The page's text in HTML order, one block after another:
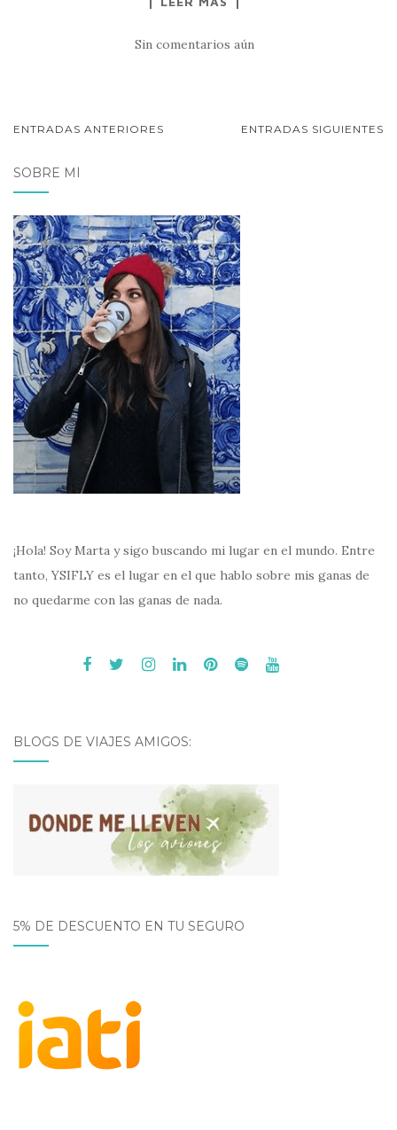
Sin comentarios aún
NAVEGACIÓN
POSTS
ENTRADAS ANTERIORES ENTRADAS SIGUIENTES
SOBRE MÍ
¡Hola! Soy Marta y sigo buscando mi lugar en el mundo. Entre
tanto, YSIFLY es el lugar en el que hablo sobre mis ganas de
no quedarme con las ganas de nada.
BLOGS DE VIAJES AMIGOS:
5% DE DESCUENTO EN TU SEGURO